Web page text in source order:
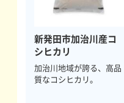
新発田市加治川産コ
シヒカリ
加治川地域が誇る、高品
質なコシヒカリ。